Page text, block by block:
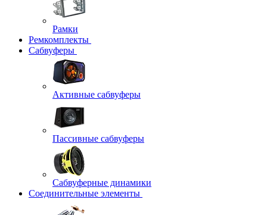
Рамки
Ремкомплекты
Сабвуферы
Активные сабвуферы
Пассивные сабвуферы
Сабвуферные динамики
Соединительные элементы